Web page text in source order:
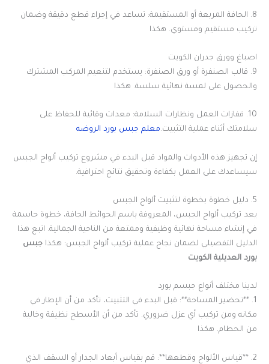
8. الحافة المربعة أو المستقيمة: تساعد في إجراء قطع دقيقة وضمان
تركيب مستقيم ومستوي. هكذا
اصباغ وورق جدران الكويت
9. قالب الصنفرة أو ورق الصنفرة: يستخدم لتنعيم المركب المشترك
والحصول على لمسة نهائية سلسة. هكذا
10. قفازات العمل ونظارات السلامة: معدات وقائية للحفاظ على
سلامتك أثناء عملية التثبيت.معلم جبس بورد الروضه
إن تجهيز هذه الأدوات والمواد قبل البدء في مشروع تركيب ألواح الجبس
سيساعدك على العمل بكفاءة وتحقيق نتائج احترافية.
5. دليل خطوة بخطوة لتثبيت ألواح الجبس
يعد تركيب ألواح الجبس، المعروفة باسم الحوائط الجافة، خطوة حاسمة
في إنشاء مساحة نهائية وظيفية وممتعة من الناحية الجمالية. اتبع هذا
الدليل التفصيلي لضمان نجاح عملية تركيب ألواح الجبس: هكذا جبس
بورد العديلية الكويت
لدينا مختلف أنواع جبسم بورد
1. **تحضير المساحة**: قبل البدء في التثبيت، تأكد من أن الإطار في
مكانه ومن تركيب أي عزل ضروري. تأكد من أن الأسطح نظيفة وخالية
من الحطام. هكذا
2. **قياس الألواح وقطعها**: قم بقياس أبعاد الجدار أو السقف الذي